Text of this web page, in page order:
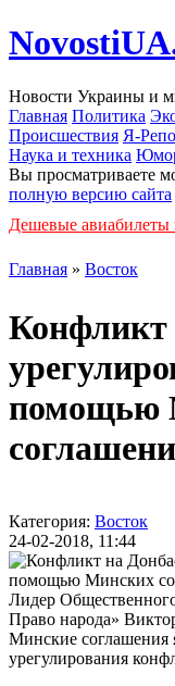
Новости Украины и
Главная Политика
Происшествия Я-
Наука и техника
Вы просматриваете
полную версию сайта
Дешевые
Главная » Восток
Конфликт
помощью
Категория: Восток
24-02-2018, 11:44
Лидер
Право народа»
Минские соглашения
урегулирования